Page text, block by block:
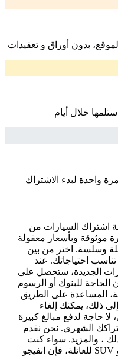
بدون أوراق و تعقيدات
خلال أيام
واحدة لبدء الاشتراك
اشتراك السيارات من
موثوقة وبأسعار معقولة
وسلسة. اختر من بين
احتياجاتك. عند
الجديدة، ستحصل على
الحاجة للبنوك أو الرسوم
المساعدة على الطريق
ذلك، يمكنك إلغاء
حاجة لدفع مبالغ كبيرة
الشهري. نحن نقدم
، والمزيد. سواء كنت
بحاجة إلى سيارة للقيادة في المدينة أو SUV للعائلة، فإن انفيجو